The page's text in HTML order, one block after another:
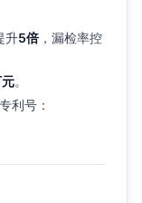
升5倍，漏检率控
。
专利号：